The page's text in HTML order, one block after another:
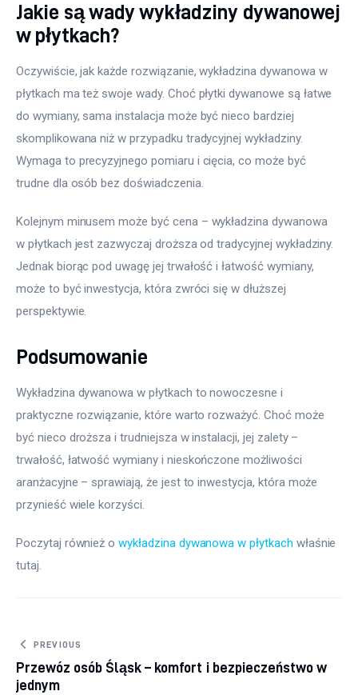
Jakie są wady wykładziny dywanowej
w płytkach?
Oczywiście, jak każde rozwiązanie, wykładzina dywanowa w
płytkach ma też swoje wady. Choć płytki dywanowe są łatwe
do wymiany, sama instalacja może być nieco bardziej
skomplikowana niż w przypadku tradycyjnej wykładziny.
Wymaga to precyzyjnego pomiaru i cięcia, co może być
trudne dla osób bez doświadczenia.
Kolejnym minusem może być cena – wykładzina dywanowa
w płytkach jest zazwyczaj droższa od tradycyjnej wykładziny.
Jednak biorąc pod uwagę jej trwałość i łatwość wymiany,
może to być inwestycja, która zwróci się w dłuższej
perspektywie.
Podsumowanie
Wykładzina dywanowa w płytkach to nowoczesne i
praktyczne rozwiązanie, które warto rozważyć. Choć może
być nieco droższa i trudniejsza w instalacji, jej zalety –
trwałość, łatwość wymiany i nieskończone możliwości
aranżacyjne – sprawiają, że jest to inwestycja, która może
przynieść wiele korzyści.
Poczytaj również o wykładzina dywanowa w płytkach właśnie
tutaj.
Nawigacja wpisu
PREVIOUS
Przewóz osób Śląsk – komfort i bezpieczeństwo w
jednym